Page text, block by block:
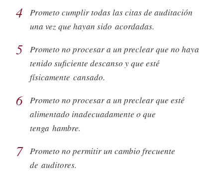
4
Prometo cumplir todas las citas de auditación
una vez que hayan sido acordadas.
5
Prometo no procesar a un preclear que no haya
tenido suficiente descanso y que esté
físicamente cansado.
6
Prometo no procesar a un preclear que esté
alimentado inadecuadamente o que
tenga hambre.
7 Prometo no permitir un cambio frecuente
de auditores.